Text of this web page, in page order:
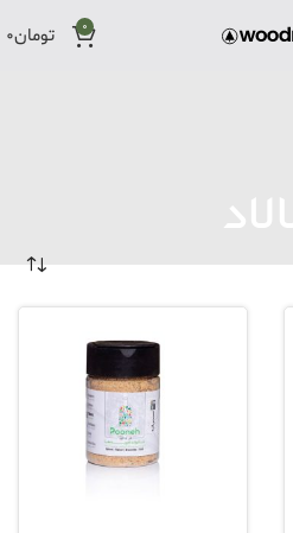
0 تومان0